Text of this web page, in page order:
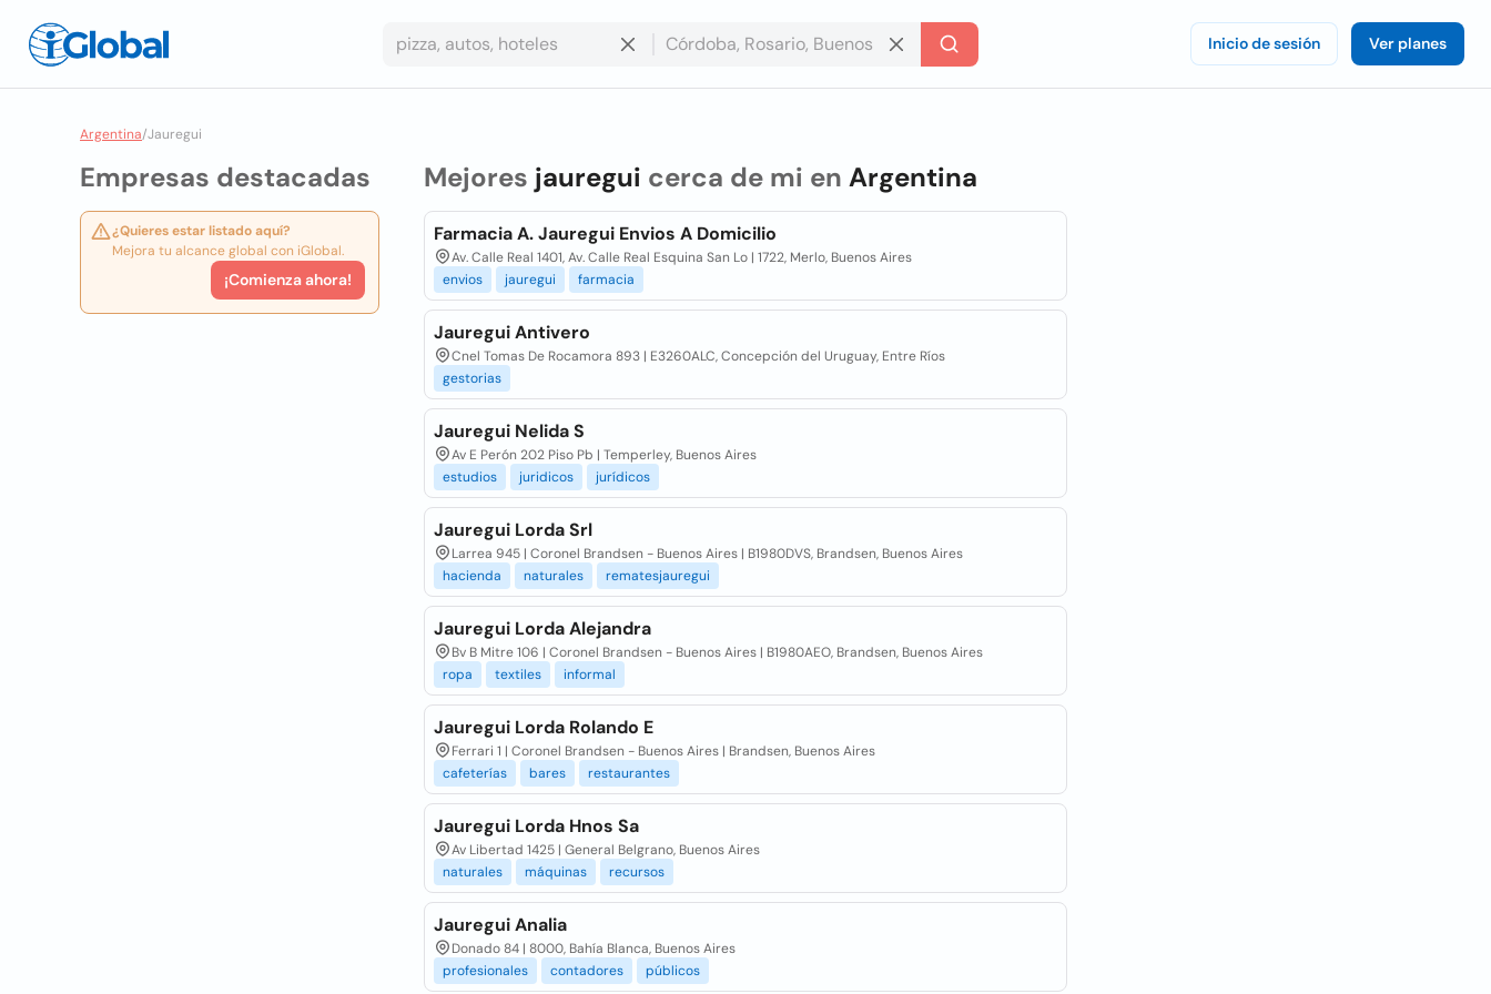
Inicio de sesión Ver planes
Argentina/Jauregui
Empresas destacadas
¿Quieres estar listado aquí?
Mejora tu alcance global con iGlobal.
¡Comienza ahora!
Mejores jauregui cerca de mi en Argentina
Farmacia A. Jauregui Envios A Domicilio
Av. Calle Real 1401, Av. Calle Real Esquina San Lo | 1722, Merlo, Buenos Aires
envios
jauregui farmacia
Jauregui Antivero
Cnel Tomas De Rocamora 893 | E3260ALC, Concepción del Uruguay, Entre Ríos
gestorias
Jauregui Nelida S
Av E Perón 202 Piso Pb | Temperley, Buenos Aires
estudios
juridicos jurídicos
Jauregui Lorda Srl
Larrea 945 | Coronel Brandsen - Buenos Aires | B1980DVS, Brandsen, Buenos Aires
hacienda
naturales rematesjauregui
Jauregui Lorda Alejandra
Bv B Mitre 106 | Coronel Brandsen - Buenos Aires | B1980AEO, Brandsen, Buenos Aires
ropa
textiles informal
Jauregui Lorda Rolando E
Ferrari 1 | Coronel Brandsen - Buenos Aires | Brandsen, Buenos Aires
cafeterías
bares restaurantes
Jauregui Lorda Hnos Sa
Av Libertad 1425 | General Belgrano, Buenos Aires
naturales
máquinas recursos
Jauregui Analia
Donado 84 | 8000, Bahía Blanca, Buenos Aires
profesionales
contadores públicos